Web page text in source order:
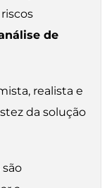
de
realista e
da solução
são